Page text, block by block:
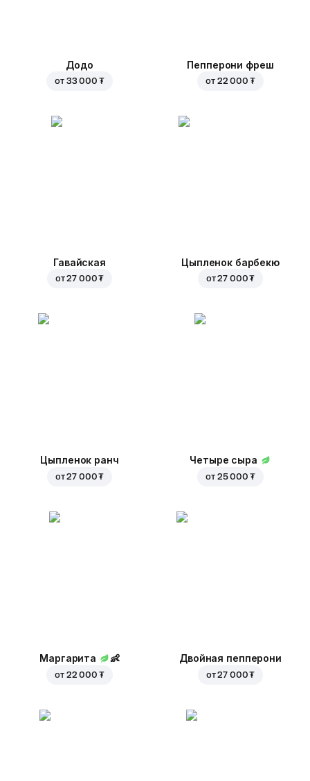
Додо
от 33 000 ₮
Пепперони фреш
от 22 000 ₮
Гавайская
от27 000 ₮
Цыпленок барбекю
от27 000 ₮
Цыпленок ранч
от27 000 ₮
Четыре сыра
от 25 000 ₮
Маргарита 👶
от 22 000 ₮
Двойная пепперони
от27 000 ₮